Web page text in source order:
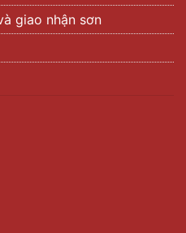
giao nhận sơn